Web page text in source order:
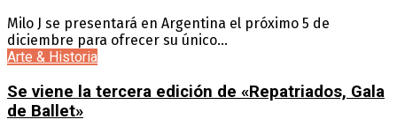
Milo J se presentará en Argentina el próximo 5 de
diciembre para ofrecer su único...
Arte & Historia
Se viene la tercera edición de «Repatriados, Gala
de Ballet»